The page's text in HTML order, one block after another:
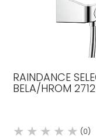
RAINDANCE
BELA/HROM
(0)